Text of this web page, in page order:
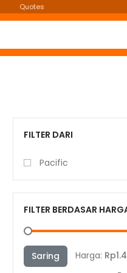
Quotes
FILTER DARI
Pacific
FILTER BERDASAR
Saring Harga: